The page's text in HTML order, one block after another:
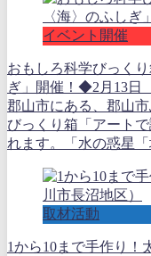
イベント開催
おもしろ科学びっく
ぎ」開催！◆2月13日
郡山市にある、郡山
びっくり箱「アート
れます。「水の惑星
取材活動
1から10まで手作り